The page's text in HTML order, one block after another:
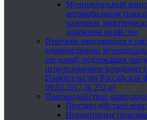
Муниципальный
автомобильном
наземном
дорожном хозяйстве
Перечень находящихся в
администрации
сведений, подлежащих
использованием координат
Правительства Российской
09.02.2017 № 232-р)
Противодействие
Противодействие
Нормативные